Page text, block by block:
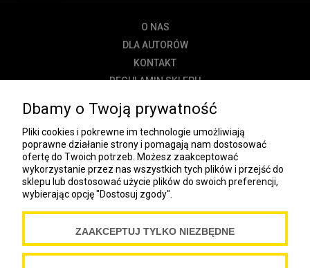
O NAS
DLA AUTORÓW
KONTAKT
REGULAMIN SKLEPU
DOSTAWA
PŁATNOŚĆ
NEWSLETTER
COOKIES
Spółdzielnia Wydawnicza „Czytelnik”
ul. Wiejska 12A
Dbamy o Twoją prywatność
Pliki cookies i pokrewne im technologie umożliwiają
poprawne działanie strony i pomagają nam dostosować
ofertę do Twoich potrzeb. Możesz zaakceptować
wykorzystanie przez nas wszystkich tych plików i przejść do
sklepu lub dostosować użycie plików do swoich preferencji,
wybierając opcję "Dostosuj zgody".
ZAAKCEPTUJ TYLKO NIEZBĘDNE